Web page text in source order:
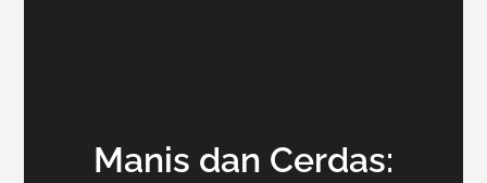
Manis dan Cerdas: